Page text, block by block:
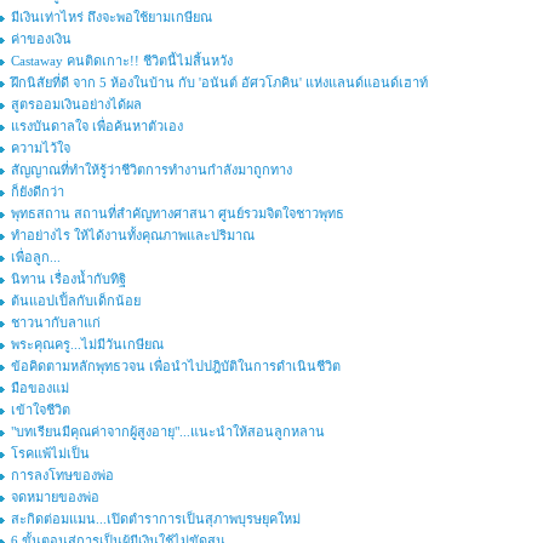
มีเงินเท่าไหร่ ถึงจะพอใช้ยามเกษียณ
ค่าของเงิน
Castaway คนติดเกาะ!! ชีวิตนี้ไม่สิ้นหวัง
ฝึกนิสัยที่ดี จาก 5 ห้องในบ้าน กับ 'อนันต์ อัศวโภคิน' แห่งแลนด์แอนด์เฮาท์
สูตรออมเงินอย่างได้ผล
แรงบันดาลใจ เพื่อค้นหาตัวเอง
ความไว้ใจ
สัญญาณที่ทำให้รู้ว่าชีวิตการทำงานกำลังมาถูกทาง
ก็ยังดีกว่า
พุทธสถาน สถานที่สำคัญทางศาสนา ศูนย์รวมจิตใจชาวพุทธ
ทำอย่างไร ให้ได้งานทั้งคุณภาพและปริมาณ
เพื่อลูก...
นิทาน เรื่องน้ำกับทิฐิ
ต้นแอปเปิ้ลกับเด็กน้อย
ชาวนากับลาแก่
พระคุณครู...ไม่มีวันเกษียณ
ข้อคิดตามหลักพุทธวจน เพื่อนำไปปฎิบัติในการดำเนินชีวิต
มือของแม่
เข้าใจชีวิต
"บทเรียนมีคุณค่าจากผู้สูงอายุ"...แนะนำให้สอนลูกหลาน
โรคแพ้ไม่เป็น
การลงโทษของพ่อ
จดหมายของพ่อ
สะกิดต่อมแมน...เปิดตำราการเป็นสุภาพบุรษยุคใหม่